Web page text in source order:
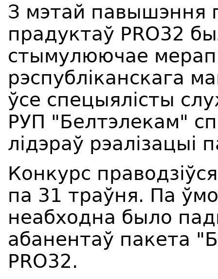
З мэтай павышэння
прадуктаў PRO32
стымулюючае
рэспубліканскага
ўсе спецыялісты
РУП "Белтэлекам"
лідэраў рэалізацыі
Конкурс
па 31 траўня. Па
неабходна было
абанентаў пакета
PRO32.